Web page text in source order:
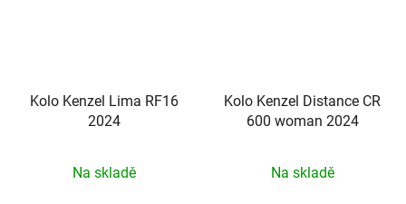
Kolo Kenzel Lima RF16
2024
Na skladě
Kolo Kenzel Distance CR
600 woman 2024
Na skladě